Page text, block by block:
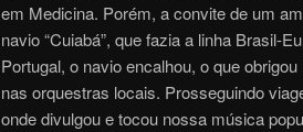
em Medicina. Porém, a convite de um
navio “Cuiabá”, que fazia a linha Brasil-
Portugal, o navio encalhou, o que
nas orquestras locais. Prosseguindo
onde divulgou e tocou nossa música